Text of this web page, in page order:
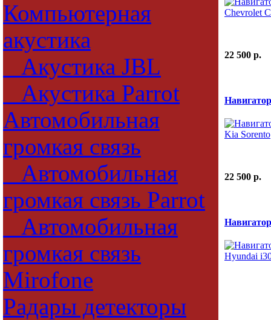
Компьютерная
акустика
Акустика JBL
Акустика Parrot
Автомобильная
громкая связь
Автомобильная
громкая связь Parrot
Автомобильная
громкая связь
Mirofone
Радары детекторы
22 500 p.
22 500 p.